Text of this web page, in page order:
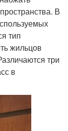
В
тип
жильцов
три
в